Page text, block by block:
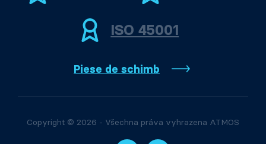
ISO 45001
Piese de schimb
Copyright © 2026 - Všechna práva vyhrazena ATMOS